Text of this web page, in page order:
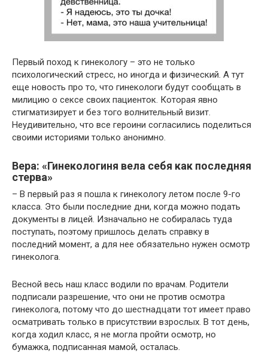
Первый поход к гинекологу – это не только
психологический стресс, но иногда и физический. А тут
еще новость про то, что гинекологи будут сообщать в
милицию о сексе своих пациенток. Которая явно
стигматизирует и без того волнительный визит.
Неудивительно, что все героини согласились поделиться
своими историями только анонимно.
Вера: «Гинекологиня вела себя как последняя
стерва»
– В первый раз я пошла к гинекологу летом после 9-го
класса. Это были последние дни, когда можно подать
документы в лицей. Изначально не собиралась туда
поступать, поэтому пришлось делать справку в
последний момент, а для нее обязательно нужен осмотр
гинеколога.
Весной весь наш класс водили по врачам. Родители
подписали разрешение, что они не против осмотра
гинеколога, потому что до шестнадцати тот имеет право
осматривать только в присутствии взрослых. В тот день,
когда ходил класс, я не могла пройти осмотр, но
бумажка, подписанная мамой, осталась.